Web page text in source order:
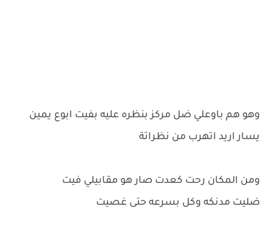
وهو هم باوعلي ضل مركز بنظره عليه بفيت ابوع يمين
يسار اريد اتهرب من نظراتة
ومن المكان رحت كعدت صار هو مقابيلي فيت
ضليت مدنكه وكل بسرعه حتى غصيت